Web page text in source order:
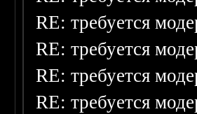
RE: требуется
RE: требуется
RE: требуется
RE: требуется